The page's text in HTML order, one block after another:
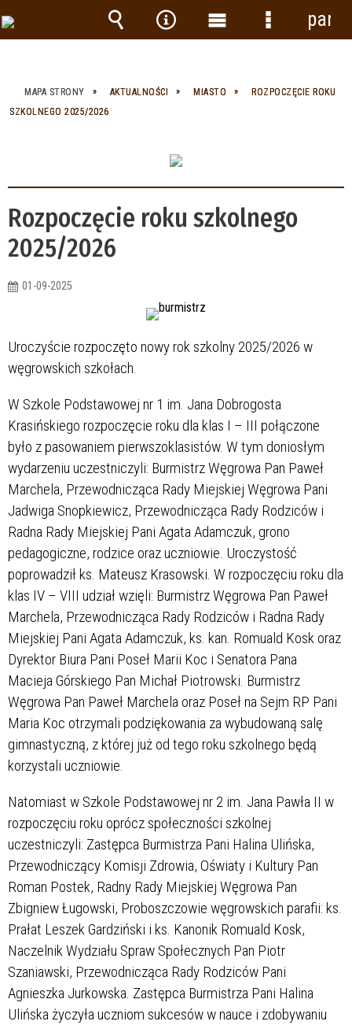
MAPA STRONY AKTUALNOŚCI MIASTO
ROZPOCZĘCIE ROKU
SZKOLNEGO 2025/2026
Rozpoczęcie roku szkolnego
2025/2026
01-09-2025
Uroczyście rozpoczęto nowy rok szkolny 2025/2026 w
węgrowskich szkołach.
W Szkole Podstawowej nr 1 im. Jana Dobrogosta
Krasińskiego rozpoczęcie roku dla klas I – III połączone
było z pasowaniem pierwszoklasistów. W tym doniosłym
wydarzeniu uczestniczyli: Burmistrz Węgrowa Pan Paweł
Marchela, Przewodnicząca Rady Miejskiej Węgrowa Pani
Jadwiga Snopkiewicz, Przewodnicząca Rady Rodziców i
Radna Rady Miejskiej Pani Agata Adamczuk, grono
pedagogiczne, rodzice oraz uczniowie. Uroczystość
poprowadził ks. Mateusz Krasowski. W rozpoczęciu roku dla
klas IV – VIII udział wzięli: Burmistrz Węgrowa Pan Paweł
Marchela, Przewodnicząca Rady Rodziców i Radna Rady
Miejskiej Pani Agata Adamczuk, ks. kan. Romuald Kosk oraz
Dyrektor Biura Pani Poseł Marii Koc i Senatora Pana
Macieja Górskiego Pan Michał Piotrowski. Burmistrz
Węgrowa Pan Paweł Marchela oraz Poseł na Sejm RP Pani
Maria Koc otrzymali podziękowania za wybudowaną salę
gimnastyczną, z której już od tego roku szkolnego będą
korzystali uczniowie.
Natomiast w Szkole Podstawowej nr 2 im. Jana Pawła II w
rozpoczęciu roku oprócz społeczności szkolnej
uczestniczyli: Zastępca Burmistrza Pani Halina Ulińska,
Przewodniczący Komisji Zdrowia, Oświaty i Kultury Pan
Roman Postek, Radny Rady Miejskiej Węgrowa Pan
Zbigniew Ługowski, Proboszczowie węgrowskich parafii: ks.
Prałat Leszek Gardziński i ks. Kanonik Romuald Kosk,
Naczelnik Wydziału Spraw Społecznych Pan Piotr
Szaniawski, Przewodnicząca Rady Rodziców Pani
Agnieszka Jurkowska. Zastępca Burmistrza Pani Halina
Ulińska życzyła uczniom sukcesów w nauce i zdobywaniu
Wyszukiwarka
Narzędzia
Menu Menu
panel